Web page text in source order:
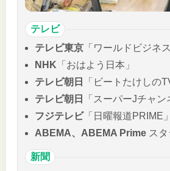
テレビ
テレビ東京 「ワールドビジネ
NHK 「おはよう日本」
テレビ朝日
「ビートたけしの
テレビ朝日
「スーパーJチャン
フジテレビ「日曜報道PRIME」
ABEMA、ABEMA Prime ス
新聞